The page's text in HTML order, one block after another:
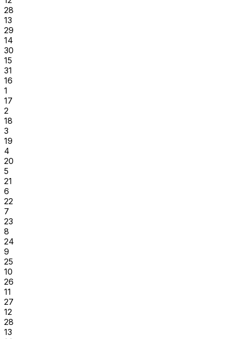
28
13
29
14
30
15
31
16
1
17
2
18
3
19
4
20
5
21
6
22
7
23
8
24
9
25
10
26
11
27
12
28
13